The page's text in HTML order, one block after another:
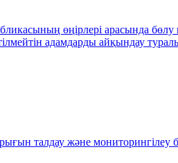
өңірлері арасында бөлу
адамдарды айқындау
талдау және мониторингілеу